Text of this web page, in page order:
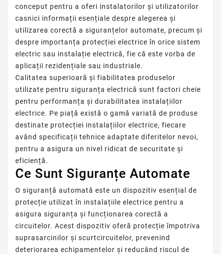
conceput pentru a oferi instalatorilor și utilizatorilor
casnici informații esențiale despre alegerea și
utilizarea corectă a siguranțelor automate, precum și
despre importanța protecției electrice în orice sistem
electric sau instalație electrică, fie că este vorba de
aplicații rezidențiale sau industriale.
Calitatea superioară și fiabilitatea produselor
utilizate pentru siguranța electrică sunt factori cheie
pentru performanța și durabilitatea instalațiilor
electrice. Pe piață există o gamă variată de produse
destinate protecției instalațiilor electrice, fiecare
având specificații tehnice adaptate diferitelor nevoi,
pentru a asigura un nivel ridicat de securitate și
eficiență.
Ce Sunt Siguranțe Automate
O siguranță automată este un dispozitiv esențial de
protecție utilizat în instalațiile electrice pentru a
asigura siguranța și funcționarea corectă a
circuitelor. Acest dispozitiv oferă protecție împotriva
suprasarcinilor și scurtcircuitelor, prevenind
deteriorarea echipamentelor și reducând riscul de